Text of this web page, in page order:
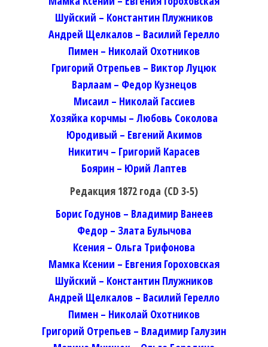
Шуйский – Константин Плужников
Андрей Щелкалов – Василий Герелло
Пимен – Николай Охотников
Григорий Отрепьев – Виктор Луцюк
Варлаам – Федор Кузнецов
Мисаил – Николай Гассиев
Хозяйка корчмы – Любовь Соколова
Юродивый – Евгений Акимов
Никитич – Григорий Карасев
Боярин – Юрий Лаптев
Редакция 1872 года (CD 3-5)
Борис Годунов – Владимир Ванеев
Федор – Злата Булычова
Ксения – Ольга Трифонова
Мамка Ксении – Евгения Гороховская
Шуйский – Константин Плужников
Андрей Щелкалов – Василий Герелло
Пимен – Николай Охотников
Григорий Отрепьев – Владимир Галузин